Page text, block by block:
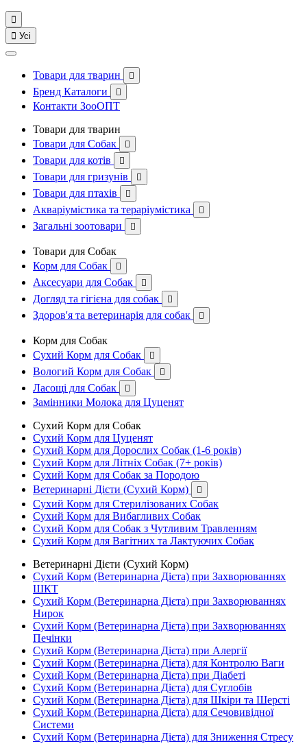

 Усі
Товари для тварин 
Бренд Каталоги 
Контакти ЗооОПТ
Товари для тварин
Товари для Собак

Товари для котів 
Товари для гризунів 
Товари для птахів 
Акваріумістика та тераріумістика 
Загальні зоотовари 
Товари для Собак
Корм для Собак

Аксесуари для Собак 
Догляд та гігієна для собак 
Здоров'я та ветеринарія для собак 
Корм для Собак
Сухий Корм для Собак

Вологий Корм для Собак 
Ласощі для Собак 
Замінники Молока для Цуценят
Сухий Корм для Собак
Сухий Корм для Цуценят
Сухий Корм для Дорослих Собак (1-6 років)
Сухий Корм для Літніх Собак (7+ років)
Сухий Корм для Собак за Породою
Ветеринарні Дієти (Сухий Корм)

Сухий Корм для Стерилізованих Собак
Сухий Корм для Вибагливих Собак
Сухий Корм для Собак з Чутливим Травленням
Сухий Корм для Вагітних та Лактуючих Собак
Ветеринарні Дієти (Сухий Корм)
Сухий Корм (Ветеринарна Дієта) при Захворюваннях
ШКТ
Сухий Корм (Ветеринарна Дієта) при Захворюваннях
Нирок
Сухий Корм (Ветеринарна Дієта) при Захворюваннях
Печінки
Сухий Корм (Ветеринарна Дієта) при Алергії
Сухий Корм (Ветеринарна Дієта) для Контролю Ваги
Сухий Корм (Ветеринарна Дієта) при Діабеті
Сухий Корм (Ветеринарна Дієта) для Суглобів
Сухий Корм (Ветеринарна Дієта) для Шкіри та Шерсті
Сухий Корм (Ветеринарна Дієта) для Сечовивідної
Системи
Сухий Корм (Ветеринарна Дієта) для Зниження Стресу